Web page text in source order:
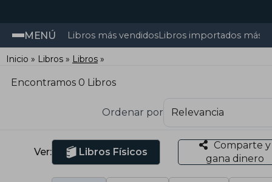
MENÚ Libros más vendidosLibros importados más
Inicio Libros Libros
Encontramos 0 Libros
Ordenar por
Ver: Libros Físicos
Comparte y
gana dinero